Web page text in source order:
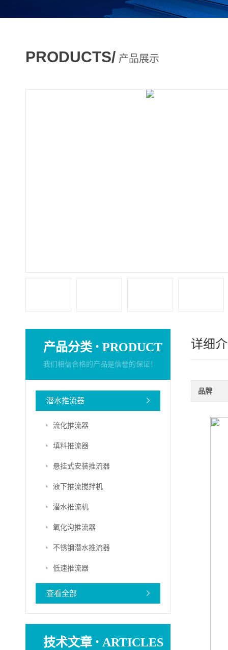
PRODUCTS/ 产品展示
产品分类 · PRODUCT
我们相信合格的产品是信誉的保证！
潜水推流器
流化推流器
填料推流器
悬挂式安装推流器
液下推流搅拌机
潜水推流机
氧化沟推流器
不锈钢潜水推流器
低速推流器
查看全部
技术文章 · ARTICLES
详细
品牌